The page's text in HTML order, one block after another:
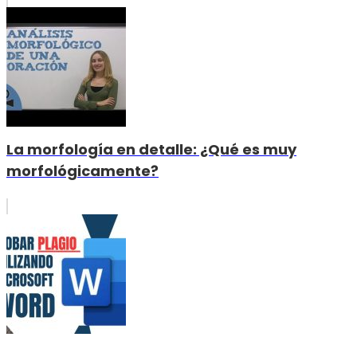
La morfología en detalle: ¿Qué es muy
morfológicamente?